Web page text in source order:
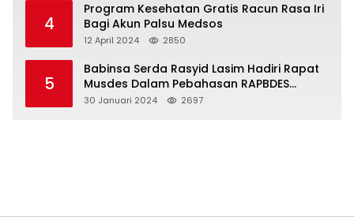
4
Program Kesehatan Gratis Racun Rasa Iri
Bagi Akun Palsu Medsos
12 April 2024 2850
5
Babinsa Serda Rasyid Lasim Hadiri Rapat
Musdes Dalam Pebahasan RAPBDES
Bereliku 2024
30 Januari 2024 2697